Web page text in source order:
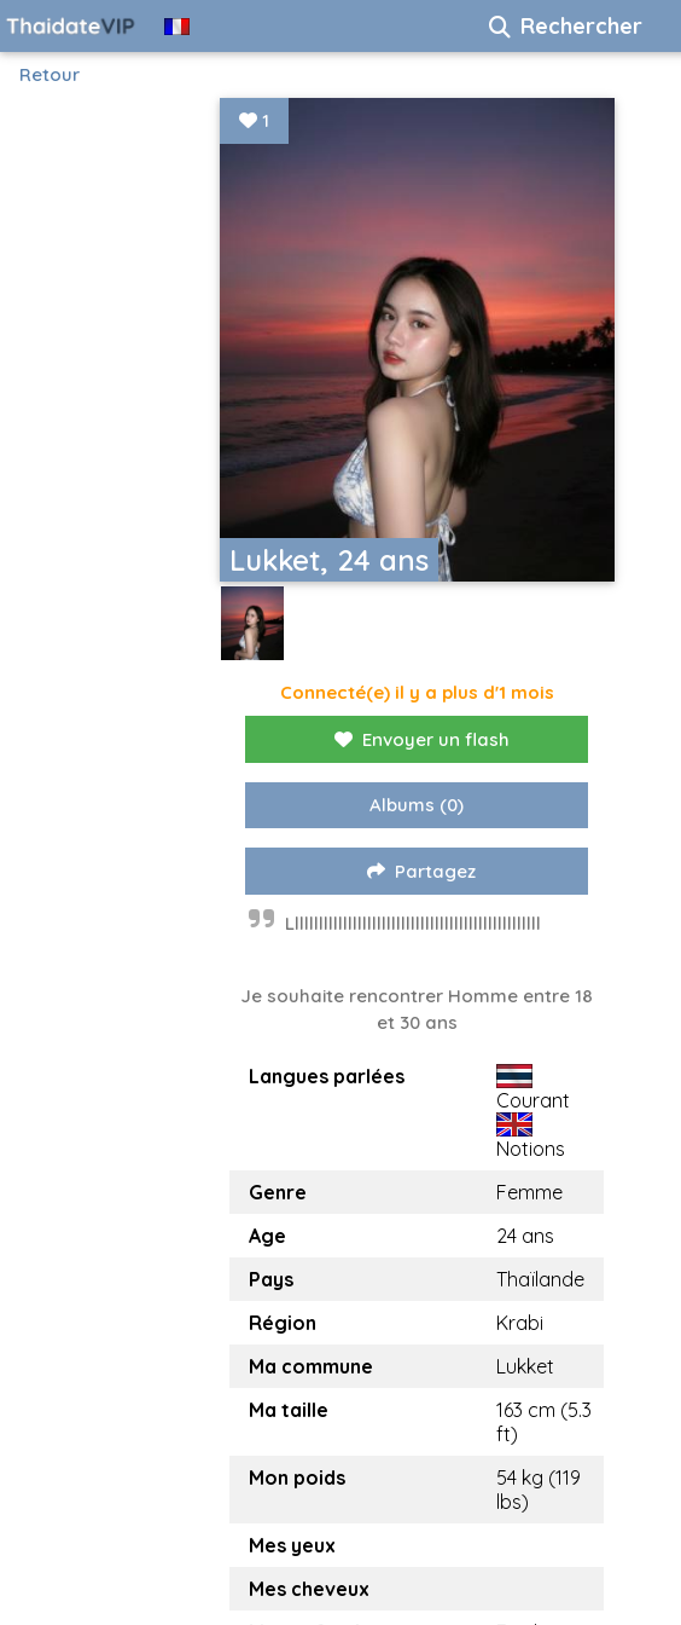
Rechercher
Retour
Lukket, 24 ans
1
Connecté(e) il y a plus d'1 mois
Envoyer un flash
Albums (0)
Partagez
Llllllllllllllllllllllllllllllllllllllllllllllllllll
Je souhaite rencontrer Homme entre 18
et 30 ans
Langues parlées
Courant
Notions
Genre
Femme
Age
24 ans
Pays
Thaïlande
Région
Krabi
Ma commune
Lukket
Ma taille
163 cm (5.3
ft)
Mon poids
54 kg (119
lbs)
Mes yeux
Mes cheveux